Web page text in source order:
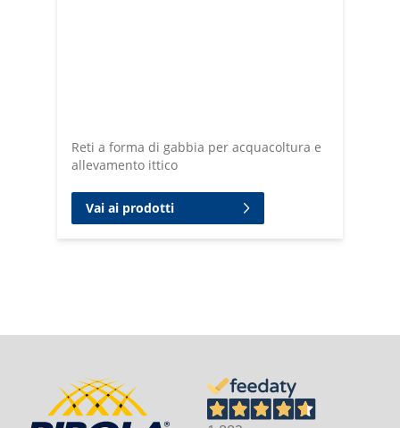
Reti a forma di gabbia per acquacoltura e
allevamento ittico
Vai ai prodotti